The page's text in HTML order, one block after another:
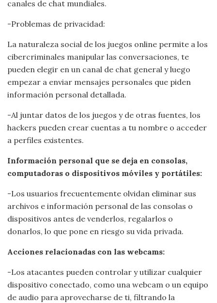
canales de chat mundiales.
-Problemas de privacidad:
La naturaleza social de los juegos online permite a los
cibercriminales manipular las conversaciones, te
pueden elegir en un canal de chat general y luego
empezar a enviar mensajes personales que piden
información personal detallada.
-Al juntar datos de los juegos y de otras fuentes, los
hackers pueden crear cuentas a tu nombre o acceder
a perfiles existentes.
Información personal que se deja en consolas,
computadoras o dispositivos móviles y portátiles:
-Los usuarios frecuentemente olvidan eliminar sus
archivos e información personal de las consolas o
dispositivos antes de venderlos, regalarlos o
donarlos, lo que pone en riesgo su vida privada.
Acciones relacionadas con las webcams:
-Los atacantes pueden controlar y utilizar cualquier
dispositivo conectado, como una webcam o un equipo
de audio para aprovecharse de ti, filtrando la